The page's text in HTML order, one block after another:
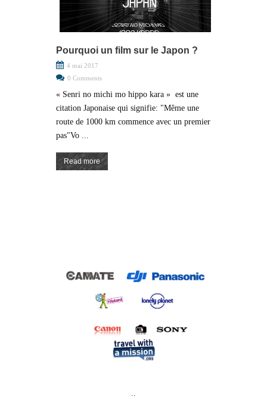
Pourquoi un film sur le Japon ?
4 mai 2017
0 Comments
« Senri no michi mo hippo kara » est une
citation Japonaise qui signifie: "Même une
route de 1000 km commence avec un premier
pas"Vo ...
Read more
..